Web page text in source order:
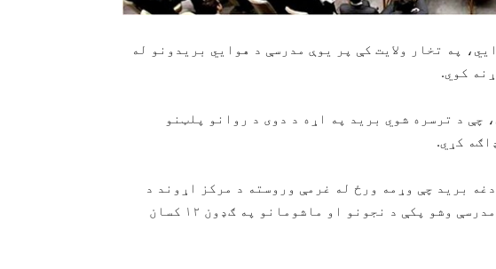
ملتونه وايي، په تخار ولایت کې پر یوې مدرسې د هوايي بريدونو له
چې د ترسره شوي برید په اړه د دوی د روانو پلټنو
کړي.
برید چې وړمه ورځ له غرمې وروسته د مرکز اړوند د
هزاره قشلاق په قلبرس سيمه کې پر یوې مدرسې وشو پکې د نجونو او ماشومانو په ګډون ۱۲ کسان